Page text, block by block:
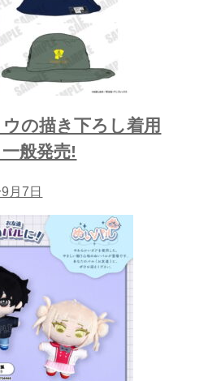
の描き下ろし着用
般発売!
月7日